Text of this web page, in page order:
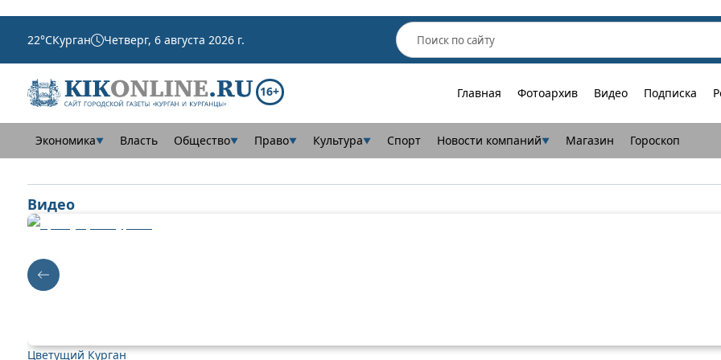
22°CКурган Четверг, 6 августа 2026 г.
16+ Главная Фотоархив Видео Подписка
Экономика▼ Власть Общество▼ Право▼ Культура▼ Спорт Новости компаний▼ Магазин Гороскоп
Видео
Цветущий Курган